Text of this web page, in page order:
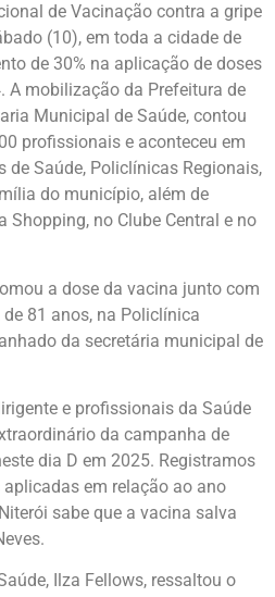
de Vacinação contra a gripe
(10), em toda a cidade de
de 30% na aplicação de doses
A mobilização da Prefeitura de
Municipal de Saúde, contou
profissionais e aconteceu em
de Saúde, Policlínicas Regionais,
do município, além de
Shopping, no Clube Central e no
a dose da vacina junto com
81 anos, na Policlínica
da secretária municipal de
e profissionais da Saúde
da campanha de
dia D em 2025. Registramos
em relação ao ano
sabe que a vacina salva
Ilza Fellows, ressaltou o